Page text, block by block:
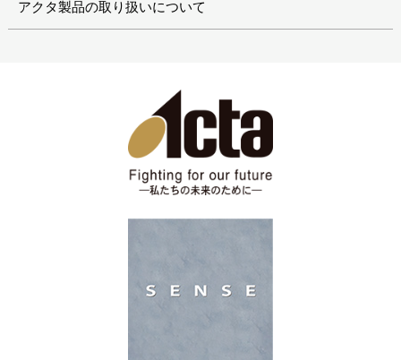
アクタ製品の取り扱いについて